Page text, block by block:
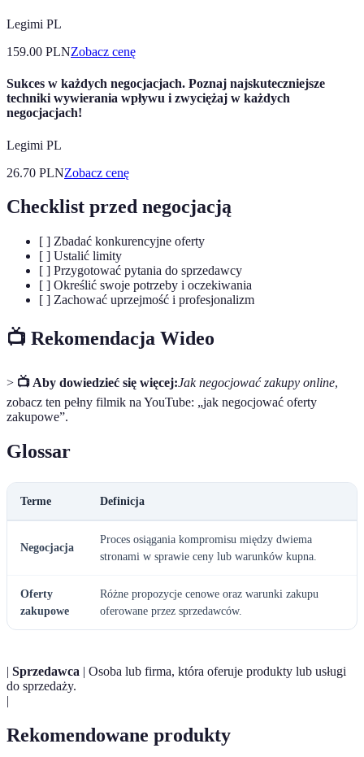
Legimi PL
159.00 PLNZobacz cenę
Sukces w każdych negocjacjach. Poznaj najskuteczniejsze
techniki wywierania wpływu i zwyciężaj w każdych
negocjacjach!
Legimi PL
26.70 PLNZobacz cenę
Checklist przed negocjacją
[ ] Zbadać konkurencyjne oferty
[ ] Ustalić limity
[ ] Przygotować pytania do sprzedawcy
[ ] Określić swoje potrzeby i oczekiwania
[ ] Zachować uprzejmość i profesjonalizm
📺 Rekomendacja Wideo
> 📺 Aby dowiedzieć się więcej:Jak negocjować zakupy online,
zobacz ten pełny filmik na YouTube: „jak negocjować oferty
zakupowe”.
Glossar
Terme Definicja
Negocjacja
Proces osiągania kompromisu między dwiema
stronami w sprawie ceny lub warunków kupna.
Oferty
zakupowe
Różne propozycje cenowe oraz warunki zakupu
oferowane przez sprzedawców.
| Sprzedawca | Osoba lub firma, która oferuje produkty lub usługi
do sprzedaży.
|
Rekomendowane produkty